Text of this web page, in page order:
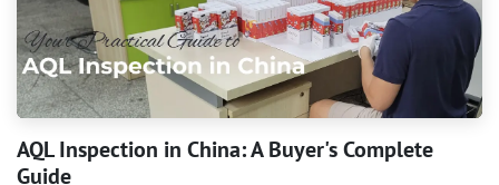
AQL Inspection in China: A Buyer's Complete
Guide